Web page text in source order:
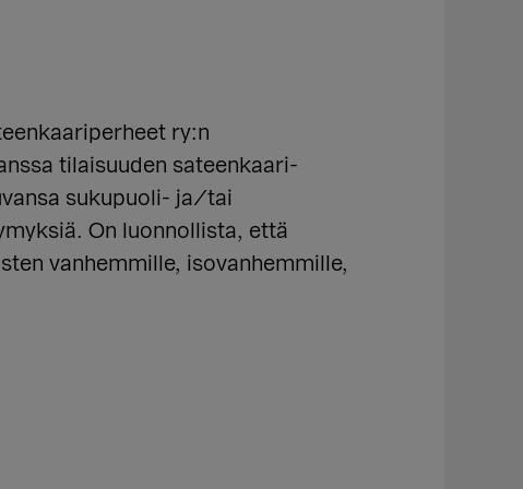
ry:n
tilaisuuden sateenkaari-
sukupuoli- ja/tai
On luonnollista, että
vanhemmille, isovanhemmille,